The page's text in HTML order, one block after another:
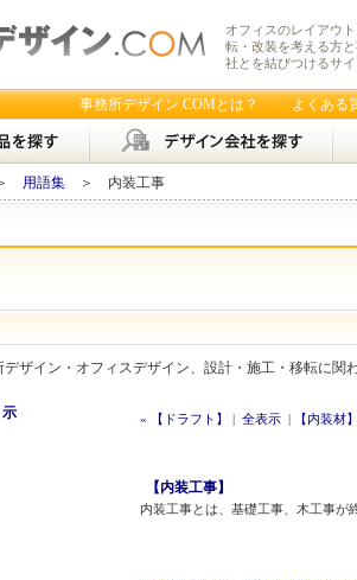
オフィスのレイアウ
転・改装を考える方
社とを結びつけるサ
事務所デザイン.COMとは？ よくある
用語集 ＞ 内装工事
デザイン・オフィスデザイン、設計・施工・移転に関
« 【ドラフト】 | 全表示 | 【内装材
【内装工事】
内装工事とは、基礎工事、木工事が